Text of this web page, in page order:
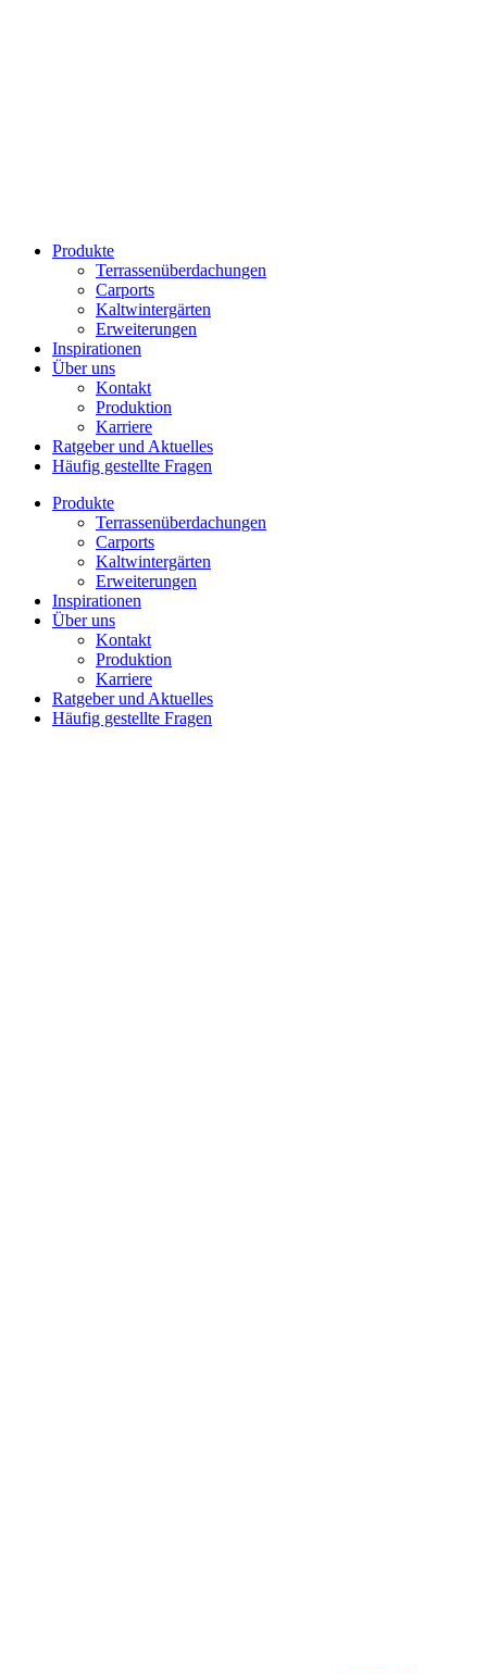
Produkte
Terrassenüberdachungen
Carports
Kaltwintergärten
Erweiterungen
Inspirationen
Über uns
Kontakt
Produktion
Karriere
Ratgeber und Aktuelles
Häufig gestellte Fragen
Produkte
Terrassenüberdachungen
Carports
Kaltwintergärten
Erweiterungen
Inspirationen
Über uns
Kontakt
Produktion
Karriere
Ratgeber und Aktuelles
Häufig gestellte Fragen